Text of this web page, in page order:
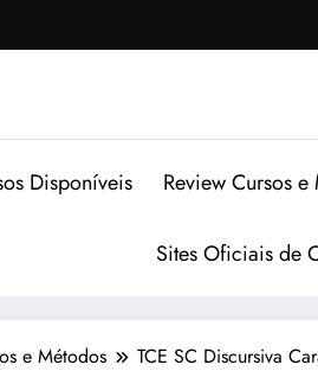
Disponíveis Review Cursos
Sites Oficiais de
e Métodos TCE SC Discursiva